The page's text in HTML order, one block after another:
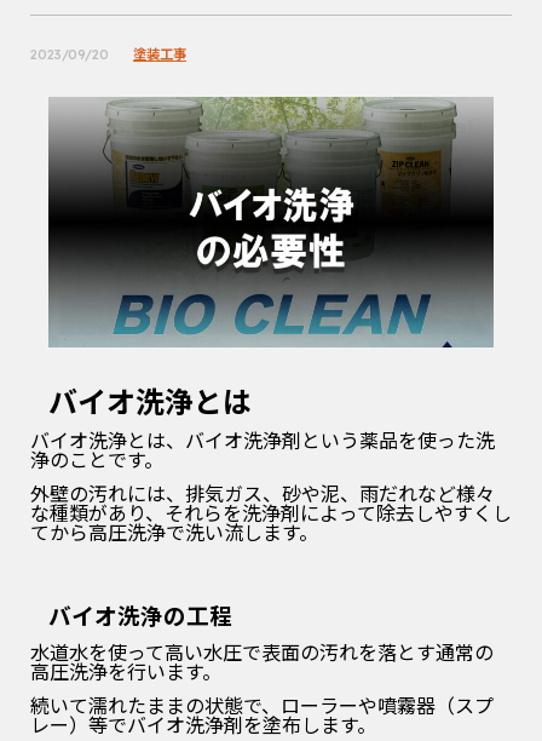
2023/09/20 塗装工事
バイオ洗浄とは
バイオ洗浄とは、バイオ洗浄剤という薬品を使った洗
浄のことです。
外壁の汚れには、排気ガス、砂や泥、雨だれなど様々
な種類があり、それらを洗浄剤によって除去しやすくし
てから高圧洗浄で洗い流します。
バイオ洗浄の工程
水道水を使って高い水圧で表面の汚れを落とす通常の
高圧洗浄を行います。
続いて濡れたままの状態で、 ローラーや噴霧器（スプ
レー） 等でバイオ洗浄剤を塗布します。